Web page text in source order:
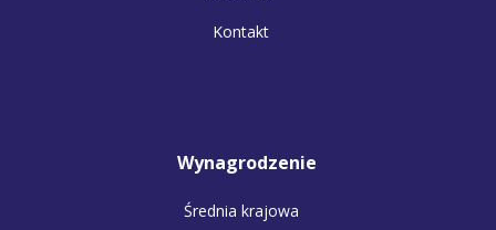
Kontakt
Wynagrodzenie
Średnia krajowa